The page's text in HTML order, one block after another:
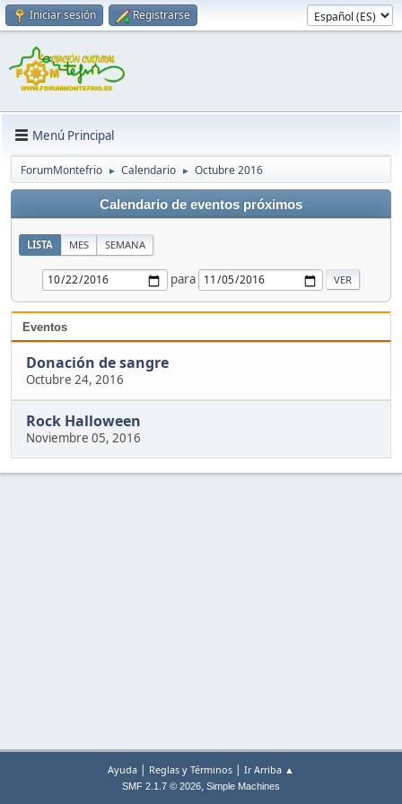
Iniciar sesión Registrarse
Menú Principal
ForumMontefrio ► Calendario ► Octubre 2016
Calendario de eventos próximos
LISTA MES SEMANA
para
Eventos
Donación de sangre
Octubre 24, 2016
Rock Halloween
Noviembre 05, 2016
Ayuda | Reglas y Términos | Ir Arriba ▲
SMF 2.1.7 © 2026, Simple Machines